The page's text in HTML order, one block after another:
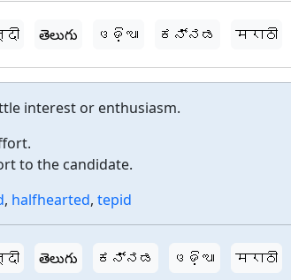
తెలుగు ଓଡ଼ିଆ ಕನ್ನಡ मराठी
interest or enthusiasm.
to the candidate.
, halfhearted, tepid
తెలుగు ಕನ್ನಡ ଓଡ଼ିଆ मराठी